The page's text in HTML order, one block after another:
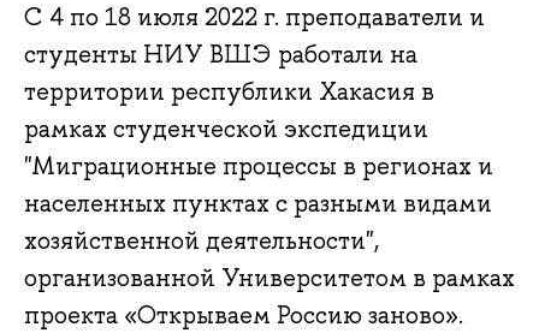
С 4 по 18 июля 2022 г. преподаватели и
студенты НИУ ВШЭ работали на
территории республики Хакасия в
рамках студенческой экспедиции
"Миграционные процессы в регионах и
населенных пунктах с разными видами
хозяйственной деятельности",
организованной Университетом в рамках
проекта «Открываем Россию заново».